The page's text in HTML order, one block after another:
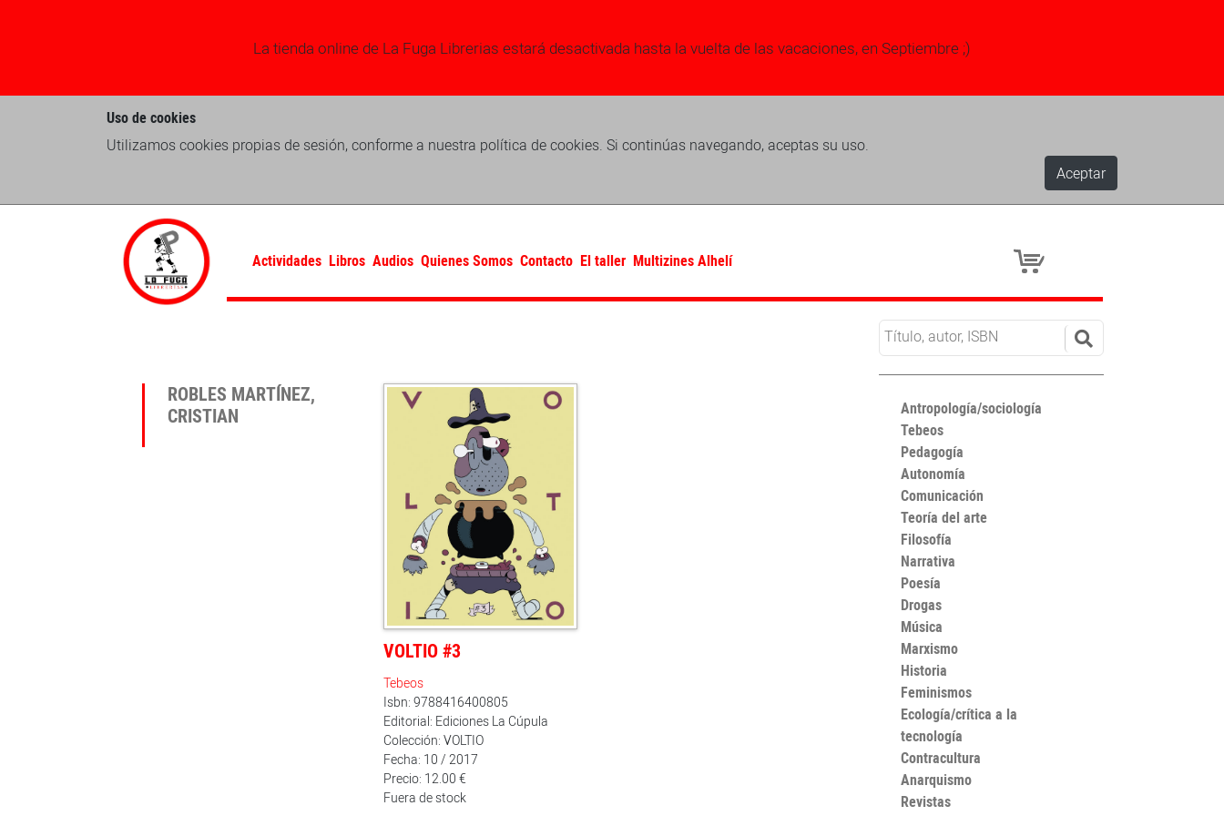
La tienda online de La Fuga Librerias estará desactivada hasta la vuelta de las vacaciones, en Septiembre ;)
Uso de cookies
Utilizamos cookies propias de sesión, conforme a nuestra política de cookies. Si continúas navegando, aceptas su uso.
Aceptar
Actividades Libros Audios Quienes Somos Contacto El taller Multizines Alhelí
ROBLES MARTÍNEZ,
CRISTIAN
VOLTIO #3
Tebeos
Isbn: 9788416400805
Editorial: Ediciones La Cúpula
Colección: VOLTIO
Fecha: 10 / 2017
Precio: 12.00 €
Fuera de stock
Antropología/sociología
Tebeos
Pedagogía
Autonomía
Comunicación
Teoría del arte
Filosofía
Narrativa
Poesía
Drogas
Música
Marxismo
Historia
Feminismos
Ecología/crítica a la
tecnología
Contracultura
Anarquismo
Revistas